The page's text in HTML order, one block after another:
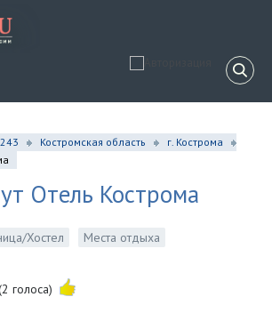
Костромская область
г. Кострома
Отель Кострома
Хостел
Места отдыха
голоса)